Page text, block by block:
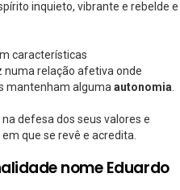
inquieto, vibrante e rebelde e
características
numa relação afetiva onde
mantenham alguma autonomia
defesa dos seus valores e
que se revê e acredita.
nome Eduardo